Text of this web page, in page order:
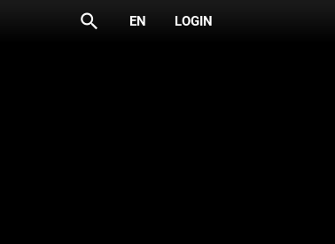
search EN LOGIN